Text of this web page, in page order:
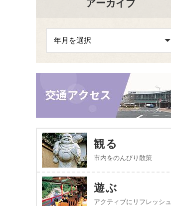
アーカイブ
観る
市内をのんびり散策
遊ぶ
アクティブにリフレッシュ